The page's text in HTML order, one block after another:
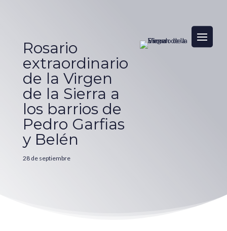
Rosario
extraordinario
de la Virgen
de la Sierra a
los barrios de
Pedro Garfias
y Belén
28 de septiembre